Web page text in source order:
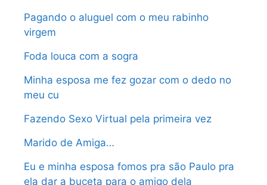
Pagando o aluguel com o meu rabinho
virgem
Foda louca com a sogra
Minha esposa me fez gozar com o dedo no
meu cu
Fazendo Sexo Virtual pela primeira vez
Marido de Amiga…
Eu e minha esposa fomos pra são Paulo pra
ela dar a buceta para o amigo dela